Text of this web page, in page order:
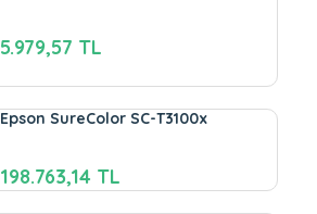
5.979,57 TL
Epson SureColor SC-T3100x
198.763,14 TL